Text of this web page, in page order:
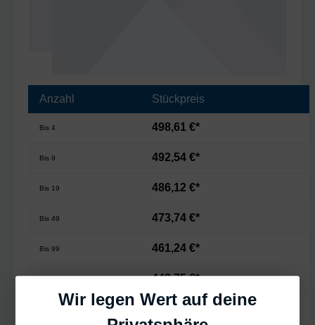
Anzahl Stückpreis
Bis 4 498,61 €*
Bis 9 492,54 €*
Bis 19 486,12 €*
Bis 49 473,74 €*
Bis 99 461,24 €*
Bis249 448,75 €*
436,25 €*
Wir legen Wert auf deine